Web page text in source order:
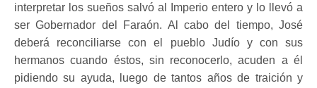
interpretar los sueños salvó al Imperio entero y lo llevó a
ser Gobernador del Faraón. Al cabo del tiempo, José
deberá reconciliarse con el pueblo Judío y con sus
hermanos cuando éstos, sin reconocerlo, acuden a él
pidiendo su ayuda, luego de tantos años de traición y